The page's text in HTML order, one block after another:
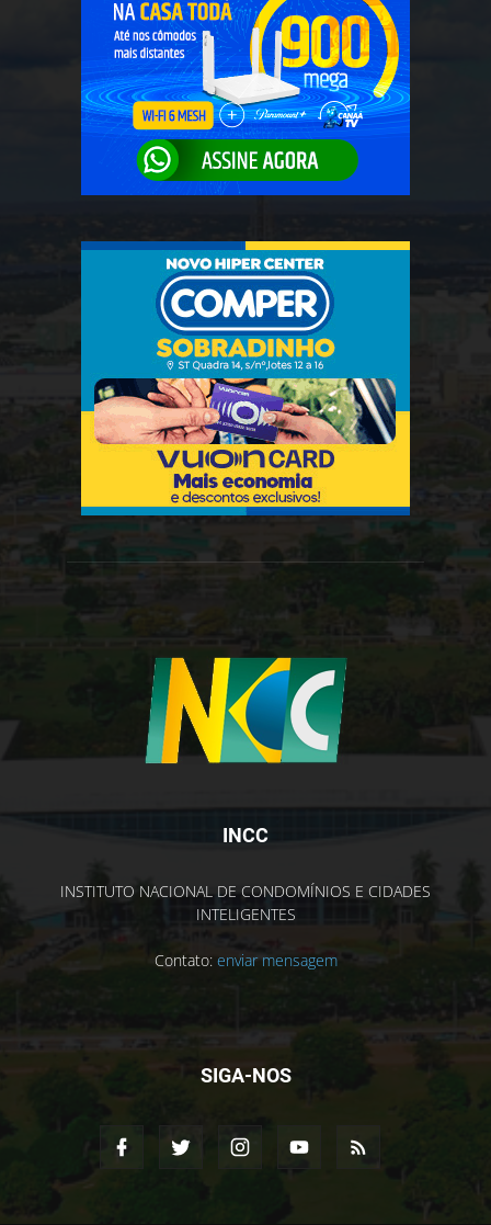
INCC
INSTITUTO NACIONAL DE CONDOMÍNIOS E CIDADES
INTELIGENTES
Contato: enviar mensagem
SIGA-NOS